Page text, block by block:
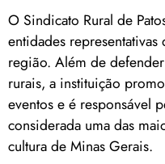
O Sindicato Rural de
entidades
região. Além de
rurais, a instituição
eventos e é responsável
considerada uma das
cultura de Minas Gerais.